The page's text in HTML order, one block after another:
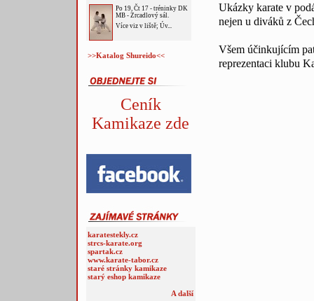
Po 19, Čt 17 - tréninky DK
MB - Zrcadlový sál.
Více viz v liště; Úv...
>>Katalog Shureido<<
Ceník
Kamikaze zde
karatestekly.cz
strcs-karate.org
spartak.cz
www.karate-tabor.cz
staré stránky kamikaze
starý eshop kamikaze
A další
Ukázky karate v
nejen u diváků z
Všem účinkujícím
reprezentaci klubu